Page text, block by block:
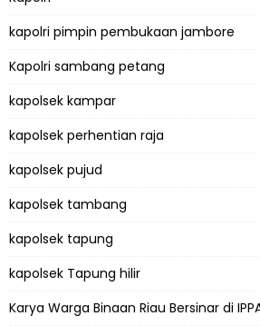
kapolri pimpin pembukaan jambore
Kapolri sambang petang
kapolsek kampar
kapolsek perhentian raja
kapolsek pujud
kapolsek tambang
kapolsek tapung
kapolsek Tapung hilir
Karya Warga Binaan Riau Bersinar di